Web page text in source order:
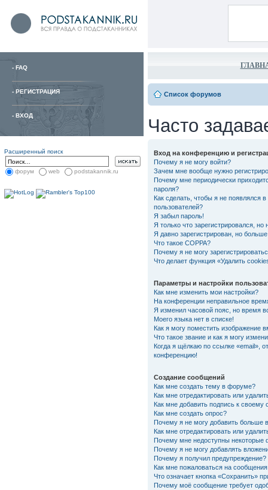
- FAQ
- РЕГИСТРАЦИЯ
- ВХОД
Расширенный поиск
форум web podstakannik.ru
Список форумов
Часто
Вход на конференцию и
Почему я не могу войти?
Зачем мне вообще нужно
Почему мне периодически
пароля?
Как сделать, чтобы я не появлялся
пользователей?
Я забыл пароль!
Я только что зарегистрировался, но
Я давно зарегистрирован, но
Что такое COPPA?
Почему я не могу
Что делает функция «Удалить
Параметры и настройки
Как мне изменить мои настройки?
На конференции неправильное
Я изменил часовой пояс, но время
Моего языка нет в списке!
Как я могу поместить изображение
Что такое звание и как я могу
Когда я щёлкаю по ссылке «email»,
конференцию!
Создание сообщений
Как мне создать тему в форуме?
Как мне отредактировать или
Как мне добавить подпись к своему
Как мне создать опрос?
Почему я не могу добавить больше
Как мне отредактировать или
Почему мне недоступны некоторые
Почему я не могу добавлять
Почему я получил предупреждение?
Как мне пожаловаться на
Что означает кнопка «Сохранить»
Почему моё сообщение требует